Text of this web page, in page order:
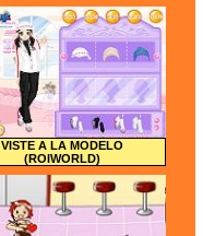
VISTE A LA MODELO
(ROIWORLD)